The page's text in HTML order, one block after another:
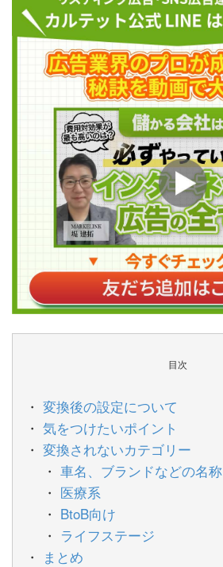
目次
変換後の設定について
気をつけたいポイント
変換されないカテゴリー
車名、ブランドなどの名称
医療系
BtoB向け
ライフステージ
まとめ